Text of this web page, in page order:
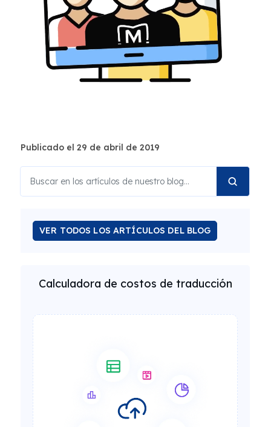
Publicado el 29 de abril de 2019
VER TODOS LOS ARTÍCULOS DEL BLOG
Calculadora de costos de traducción